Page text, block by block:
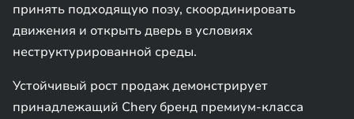
принять подходящую позу, скоординировать
движения и открыть дверь в условиях
неструктурированной среды.
Устойчивый рост продаж демонстрирует
принадлежащий Chery бренд премиум-класса